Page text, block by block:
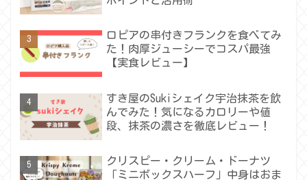
ロピアの串付きフランクを食べてみ
た！肉厚ジューシーでコスパ最強
【実食レビュー】
すき屋のSukiシェイク宇治抹茶を飲
んでみた！気になるカロリーや値
段、抹茶の濃さを徹底レビュー！
クリスピー・クリーム・ドーナツ
「ミニボックスハーフ」中身はおま